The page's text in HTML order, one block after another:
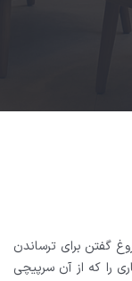
گفتن برای ترساندن
را که از آن سرپیچی